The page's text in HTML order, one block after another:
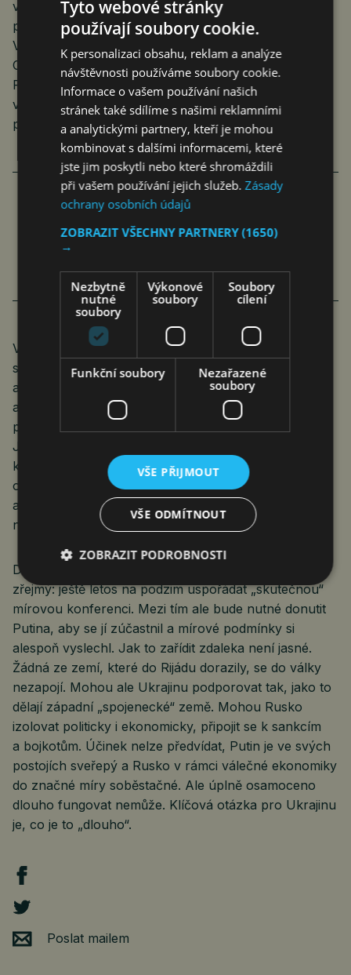
vlastně všechny delegace, které tam vystupovaly,
podpořily územní celistvost Ukrajiny, což je důležité.
Všechny se hlásily k principům, které jsou v Chartě
OSN, mezinárodnímu právu.“ Rusko pozvánku do
Rijádu nedostalo. Na otázku proč odpovídá Marian
velice stručně a výstižně: „Země není součástí tohoto
procesu.“
ŽÁDNÉ VÝHRADY PROTI PLÁNU A ANI
TOMU PROCESU, JAK HO NAVRHUJE
Výsledky schůzky, a ovšem také řady bilaterálních
schůzek, které se v Rijádu uskutečnily, nejsou
a nebudou zveřejněny. Ze střípků posbíraných
agenturami ale lze usuzovat, že Ukrajina ve svém
pohledu na ukončení války není zdaleka osamocena.
Jan Marian v rozhovoru říká: „Nemohu podrobně
komentovat to, co zaznělo na uzavřeném jednání, ale
obecně jsem žádné zásadní výhrady proti tomu plánu
a ani tomu procesu, jak ho navrhuje Ukrajina,
nezaznamenal.“
Dobrá. Jenže co dál? Diplomaticky vzato je plán
zřejmý: ještě letos na podzim uspořádat „skutečnou“
mírovou konferenci. Mezi tím ale bude nutné donutit
Putina, aby se jí zúčastnil a mírové podmínky si
alespoň vyslechl. Jak to zařídit zdaleka není jasné.
Žádná ze zemí, které do Rijádu dorazily, se do války
nezapojí. Mohou ale Ukrajinu podporovat tak, jako to
dělají západní „spojenecké“ země. Mohou Rusko
izolovat politicky i ekonomicky, připojit se k sankcím
a bojkotům. Účinek nelze předvídat, Putin je ve svých
postojích sveřepý a Rusko v rámci válečné ekonomiky
do značné míry soběstačné. Ale úplně osamoceno
dlouho fungovat nemůže. Klíčová otázka pro Ukrajinu
je, co je to „dlouho“.
Poslat mailem
Tyto webové stránky
používají soubory cookie.
K personalizaci obsahu, reklam a analýze
návštěvnosti používáme soubory cookie.
Informace o vašem používání našich
stránek také sdílíme s našimi reklamními
a analytickými partnery, kteří je mohou
kombinovat s dalšími informacemi, které
jste jim poskytli nebo které shromáždili
při vašem používání jejich služeb.Zásady
ochrany osobních údajů
ZOBRAZIT VŠECHNY PARTNERY(1650)
→
Nezbytně
nutné
soubory
Výkonové
soubory
Soubory
cílení
Funkční soubory
Nezařazené
soubory
VŠE PŘIJMOUT
VŠE ODMÍTNOUT
ZOBRAZIT PODROBNOSTI